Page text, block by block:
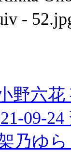
野六
09-
乃ゆ